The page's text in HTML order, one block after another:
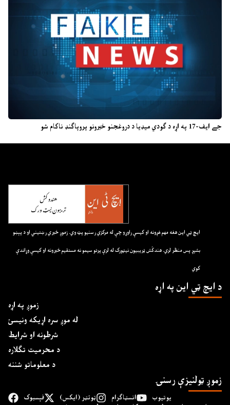
جے ایف-17 په اړه د ګودي میډیا د دروغجنو خبرونو پروپاګنډ ناکام شو
ايچ ټي اين هغه مهم غږونه او کيسې راوړو چې له مرکزي رسنيو پټ وي. زموږ خبري رښتيني او د پېښو
بشپړ پس منظر لري. هندکُش ټريبيون نيټورک له لرې پرتو سيمو نه مستقيم خبرونه او کيسې وړاندې
کوي
د ايچ ټي اين په اړه
زموږ په اړه
له موږ سره اړیکه ونیسئ
شرطونه او شرایط
د محرمیت تګلاره
د معلوماتو شننه
زموږ ټولنیزې رسنۍ
فېسبوک ټوئټر (ایکس) انسټاګرام یوتیوب